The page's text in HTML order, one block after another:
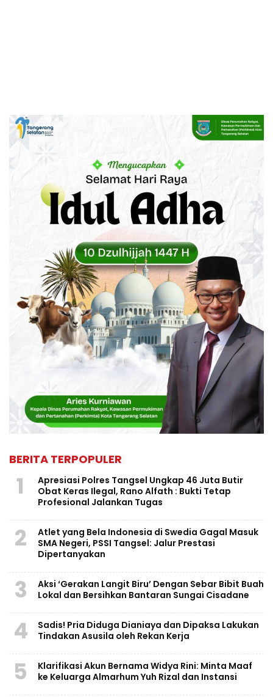
BERITA TERPOPULER
1
Apresiasi Polres Tangsel Ungkap 46 Juta Butir
Obat Keras Ilegal, Rano Alfath : Bukti Tetap
Profesional Jalankan Tugas
2
Atlet yang Bela Indonesia di Swedia Gagal Masuk
SMA Negeri, PSSI Tangsel: Jalur Prestasi
Dipertanyakan
3
Aksi ‘Gerakan Langit Biru’ Dengan Sebar Bibit Buah
Lokal dan Bersihkan Bantaran Sungai Cisadane
4
Sadis! Pria Diduga Dianiaya dan Dipaksa Lakukan
Tindakan Asusila oleh Rekan Kerja
5
Klarifikasi Akun Bernama Widya Rini: Minta Maaf
ke Keluarga Almarhum Yuh Rizal dan Instansi